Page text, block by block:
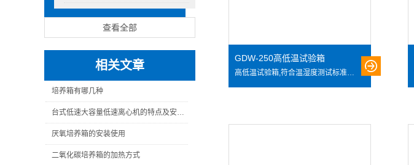
查看全部
相关文章
培养箱有哪几种
台式低速大容量低速离心机的特点及安装事项
厌氧培养箱的安装使用
二氧化碳培养箱的加热方式
GDW-250高低温试验箱
高低温试验箱,符合温湿度测试标准风循环系统，可模拟高温低温、低温高温等不同环境的测试条件，搭配容易操作和学习的高准确性编程系统，提供Z佳测试性能条件，广泛适用于电工、电子、仪器仪表及其它产品零部件在高低温环境下贮存、运输、使用时的适应性试验，确定上述产品对高低温及湿热环境的耐温适应性，特别是产品电气性能和机械性能的变化情况 也可用于检查试样耐受某些腐蚀的能力。